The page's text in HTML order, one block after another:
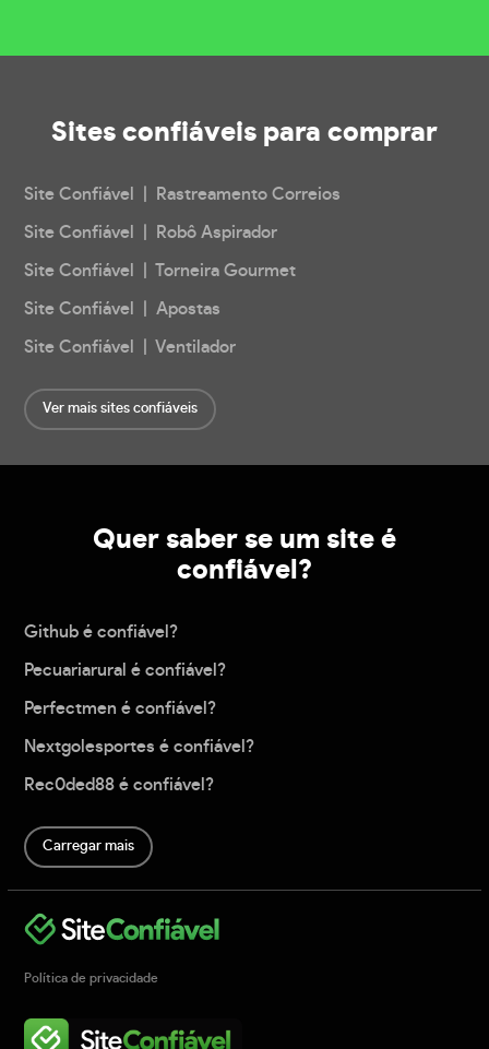
Sites confiáveis para comprar
Site Confiável | Rastreamento Correios
Site Confiável | Robô Aspirador
Site Confiável | Torneira Gourmet
Site Confiável | Apostas
Site Confiável | Ventilador
Ver mais sites confiáveis
Quer saber se um site é
confiável?
Github é confiável?
Pecuariarural é confiável?
Perfectmen é confiável?
Nextgolesportes é confiável?
Rec0ded88 é confiável?
Carregar mais
Política de privacidade